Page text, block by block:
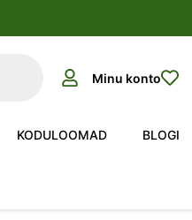
Minu konto
KODULOOMAD BLOGI